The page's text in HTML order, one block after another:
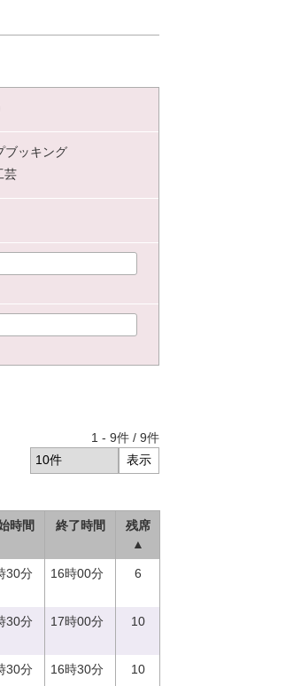
ブッキング
芸
1 - 9件 / 9件
時間 終了時間
残席
▲
30分 16時00分 6
30分 17時00分 10
30分 16時30分 10